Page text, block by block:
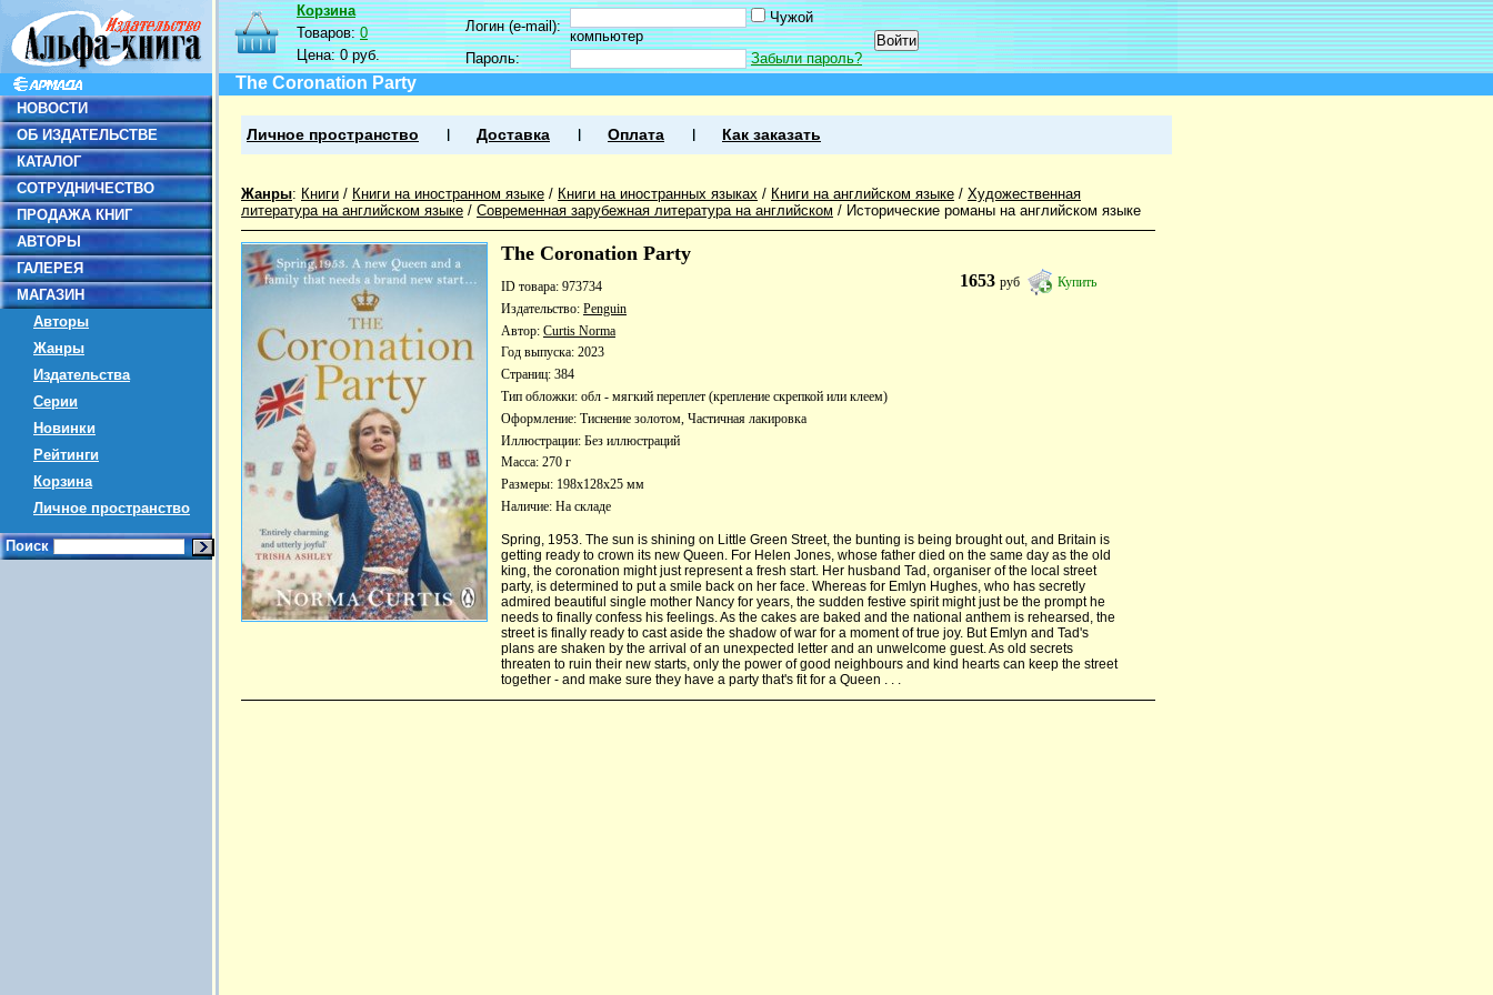
НОВОСТИ
ОБ ИЗДАТЕЛЬСТВЕ
КАТАЛОГ
СОТРУДНИЧЕСТВО
ПРОДАЖА КНИГ
АВТОРЫ
ГАЛЕРЕЯ
МАГАЗИН
Авторы
Жанры
Издательства
Серии
Новинки
Рейтинги
Корзина
Личное пространство
Поиск
Корзина
Товаров:0
Цена:0 руб.
Логин (e-mail):
Чужой
компьютер
Пароль:
Забыли пароль?
The Coronation Party
Личное пространство Доставка Оплата Как заказать
Жанры: Книги / Книги на иностранном языке / Книги на иностранных языках / Книги на английском языке / Художественная
литература на английском языке / Современная зарубежная литература на английском / Исторические романы на английском языке
The Coronation Party
1653руб Купить
ID товара: 973734
Издательство: Penguin
Автор: Curtis Norma
Год выпуска: 2023
Страниц: 384
Тип обложки: обл - мягкий переплет (крепление скрепкой или клеем)
Оформление: Тиснение золотом, Частичная лакировка
Иллюстрации: Без иллюстраций
Масса: 270 г
Размеры: 198x128x25 мм
Наличие: На складе
Spring, 1953. The sun is shining on Little Green Street, the bunting is being brought out, and Britain is
getting ready to crown its new Queen. For Helen Jones, whose father died on the same day as the old
king, the coronation might just represent a fresh start. Her husband Tad, organiser of the local street
party, is determined to put a smile back on her face. Whereas for Emlyn Hughes, who has secretly
admired beautiful single mother Nancy for years, the sudden festive spirit might just be the prompt he
needs to finally confess his feelings. As the cakes are baked and the national anthem is rehearsed, the
street is finally ready to cast aside the shadow of war for a moment of true joy. But Emlyn and Tad's
plans are shaken by the arrival of an unexpected letter and an unwelcome guest. As old secrets
threaten to ruin their new starts, only the power of good neighbours and kind hearts can keep the street
together - and make sure they have a party that's fit for a Queen . . .